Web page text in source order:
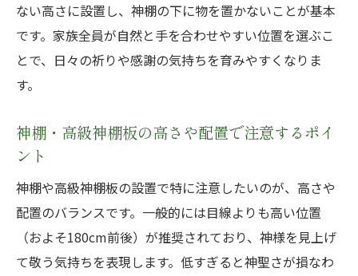
ない高さに設置し、神棚の下に物を置かないことが基本
です。家族全員が自然と手を合わせやすい位置を選ぶこ
とで、日々の祈りや感謝の気持ちを育みやすくなりま
す。
神棚・高級神棚板の高さや配置で注意するポイ
ント
神棚や高級神棚板の設置で特に注意したいのが、高さや
配置のバランスです。一般的には目線よりも高い位置
（およそ180cm前後）が推奨されており、神様を見上げ
て敬う気持ちを表現します。低すぎると神聖さが損なわ